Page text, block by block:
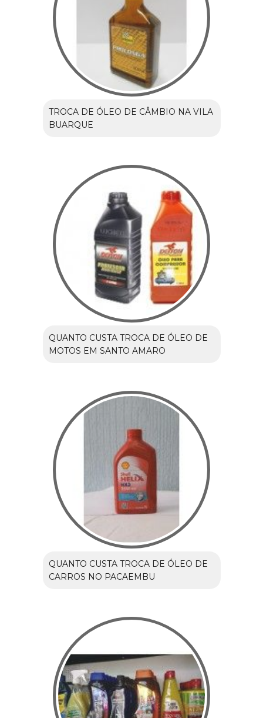
TROCA DE ÓLEO DE CÂMBIO NA VILA
BUARQUE
QUANTO CUSTA TROCA DE ÓLEO DE
MOTOS EM SANTO AMARO
QUANTO CUSTA TROCA DE ÓLEO DE
CARROS NO PACAEMBU